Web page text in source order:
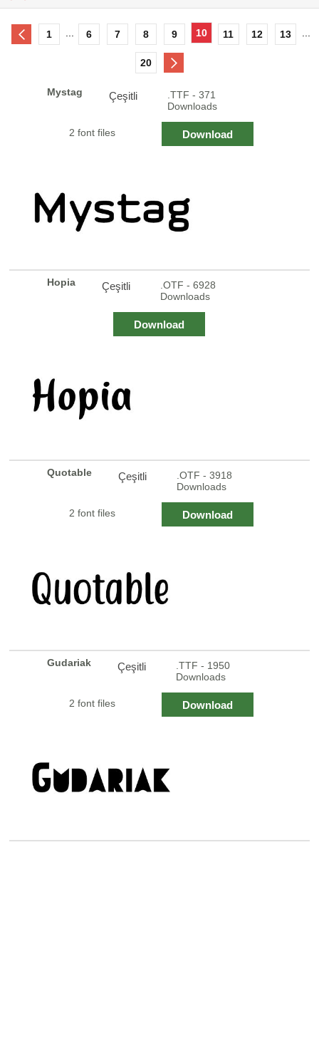
1 6 7 8 9 10 11 12 13
20
Mystag Çeşitli
.TTF - 371
Downloads
2 font files Download
Hopia Çeşitli
.OTF - 6928
Downloads
Download
Quotable Çeşitli
.OTF - 3918
Downloads
2 font files Download
Gudariak Çeşitli
.TTF - 1950
Downloads
2 font files Download